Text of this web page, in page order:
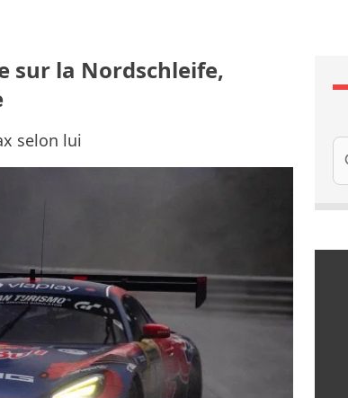
sur la Nordschleife,
selon lui